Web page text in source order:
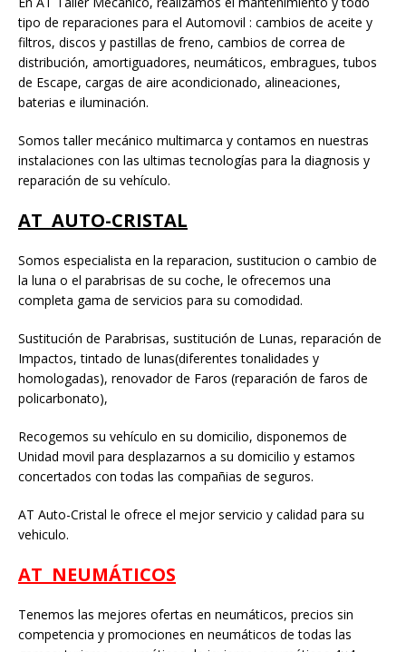
tipo de reparaciones para el Automovil : cambios de aceite y
filtros, discos y pastillas de freno, cambios de correa de
distribución, amortiguadores, neumáticos, embragues, tubos
de Escape, cargas de aire acondicionado, alineaciones,
baterias e iluminación.
Somos taller mecánico multimarca y contamos en nuestras
instalaciones con las ultimas tecnologías para la diagnosis y
reparación de su vehículo.
AT AUTO-CRISTAL
Somos especialista en la reparacion, sustitucion o cambio de
la luna o el parabrisas de su coche, le ofrecemos una
completa gama de servicios para su comodidad.
Sustitución de Parabrisas, sustitución de Lunas, reparación de
Impactos, tintado de lunas(diferentes tonalidades y
homologadas), renovador de Faros (reparación de faros de
policarbonato),
Recogemos su vehículo en su domicilio, disponemos de
Unidad movil para desplazarnos a su domicilio y estamos
concertados con todas las compañias de seguros.
AT Auto-Cristal le ofrece el mejor servicio y calidad para su
vehiculo.
AT NEUMÁTICOS
Tenemos las mejores ofertas en neumáticos, precios sin
competencia y promociones en neumáticos de todas las